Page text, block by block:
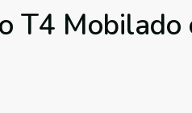
T4 Mobilado